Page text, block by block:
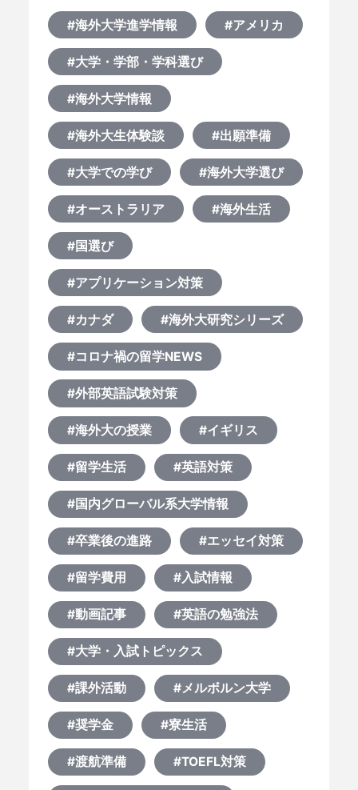
#海外大学進学情報 #アメリカ
#大学・学部・学科選び
#海外大学情報
#海外大生体験談 #出願準備
#大学での学び #海外大学選び
#オーストラリア #海外生活
#国選び
#アプリケーション対策
#カナダ #海外大研究シリーズ
#コロナ禍の留学NEWS
#外部英語試験対策
#海外大の授業 #イギリス
#留学生活 #英語対策
#国内グローバル系大学情報
#卒業後の進路 #エッセイ対策
#留学費用 #入試情報
#動画記事 #英語の勉強法
#大学・入試トピックス
#課外活動 #メルボルン大学
#奨学金 #寮生活
#渡航準備 #TOEFL対策